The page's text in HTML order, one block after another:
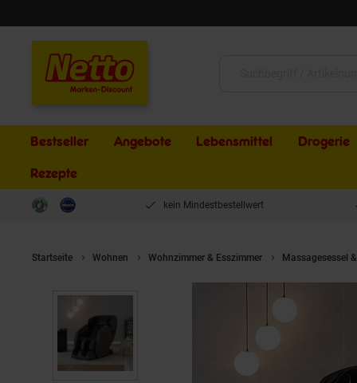
Bestseller Angebote Lebensmittel Drogerie
Rezepte
kein Mindestbestellwert
Startseite Wohnen Wohnzimmer & Esszimmer Massagesessel